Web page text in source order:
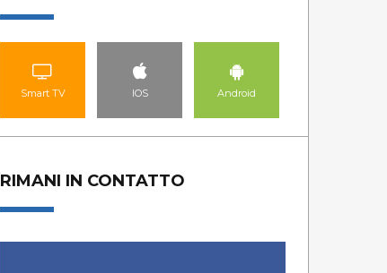
Smart TV IOS Android
RIMANI IN CONTATTO